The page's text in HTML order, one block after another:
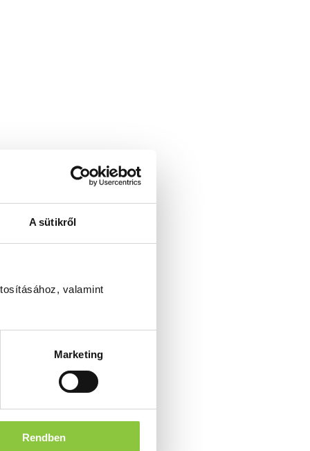
A sütikről
valamint
Marketing
Rendben